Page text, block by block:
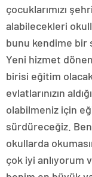
çocuklarımızı
alabilecekleri
bunu kendime bir
Yeni hizmet
birisi eğitim
evlatlarınızın
olabilmeniz için
sürdüreceğiz.
okullarda
çok iyi anlıyorum